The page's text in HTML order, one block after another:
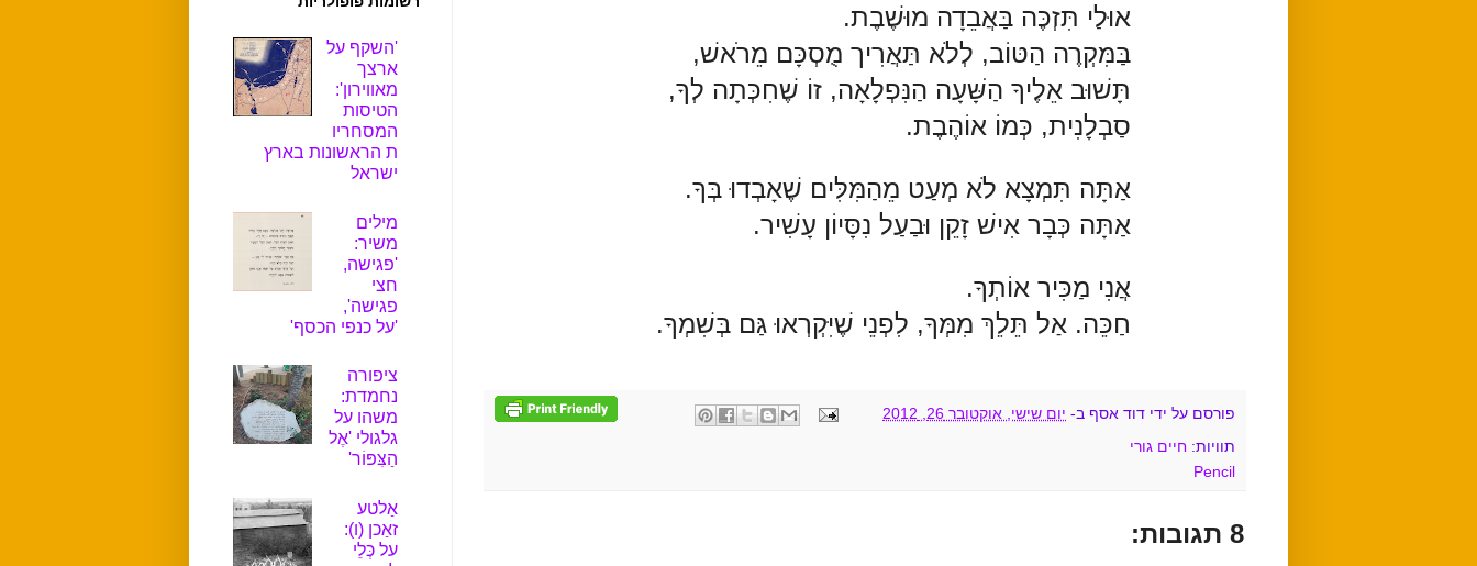
אוּלַי תִּזְכֶּה בַּאֲבֵדָה מוּשֶׁבֶת.
בַּמִּקְרֶה הַטּוֹב, לְלֹא תַּאֲרִיך מֻסְכָּם מֵרֹאשׁ,
תָּשׁוּב אֵלֶיךָ הַשָּׁעָה הַנִּפְלָאָה, זוֹ שֶׁחִכְּתָה לְךָ,
סַבְלָנִית, כְּמוֹ אוֹהֶבֶת.
אַתָּה תִּמְצָא לֹא מְעַט מֵהַמִּלִּים שֶׁאָבְדוּ בְּךָ.
אַתָּה כְּבָר אִישׁ זָקֵן וּבַעַל נִסָּיוֹן עָשִׁיר.
אֲנִי מַכִּיר אוֹתְךָ.
חַכֵּה. אַל תֵּלֵךְ מִמְּךָ, לִפְנֵי שֶׁיִּקְרְאוּ גַּם בְּשִׁמְךָ.
פורסם על ידי דוד אסף ב- יום שישי, אוקטובר 26, 2012
תוויות: חיים גורי
Pencil
8 תגובות:
'השקף על
ארצך
מאווירון':
הטיסות
המסחריו
ת הראשונות בארץ
ישראל
מילים
משיר:
'פגישה,
חצי
פגישה',
'על כנפי הכסף'
ציפורה
נחמדת:
משהו על
גלגולי 'אֶל
הַצִּפּוֹר'
אַלטע
זאַכן (ו):
על כְּלֵי